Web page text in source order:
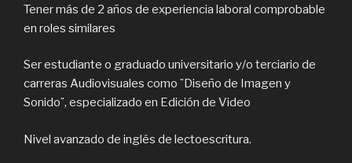
Tener más de 2 años de experiencia laboral comprobable
en roles similares
Ser estudiante o graduado universitario y/o terciario de
carreras Audiovisuales como ¨Diseño de Imagen y
Sonido¨, especializado en Edición de Video
Nivel avanzado de inglés de lectoescritura.